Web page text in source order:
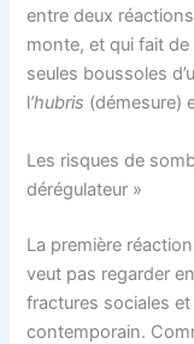
entre deux
monte, et qui fait
seules boussoles
l’hubris (démesure)
Les risques de
dérégulateur »
La première
veut pas regarder
fractures sociales
contemporain.